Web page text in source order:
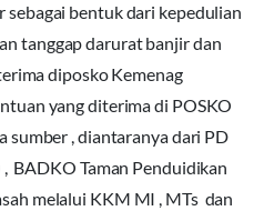
bentuk dari kepedulian
tanggap darurat banjir dan
diposko Kemenag
yang diterima di POSKO
sumber , diantaranya dari PD
BADKO Taman Penduidikan
melalui KKM MI , MTs dan